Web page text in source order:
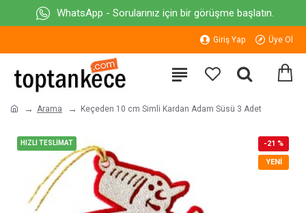
WhatsApp - Sorularınız için bir görüşme başlatın.
Giriş Yap Üye Ol
Arama Keçeden 10 cm Simli Kardan Adam Süsü 3 Adet
HIZLI TESLİMAT
YENI
-21 %